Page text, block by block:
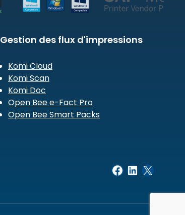
Gestion des flux d'impressions
Komi Cloud
Komi Scan
Komi Doc
Open Bee e-Fact Pro
Open Bee Smart Packs
Facebook
LinkedIn
X